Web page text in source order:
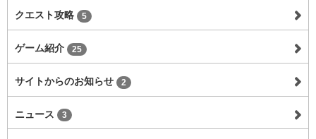
クエスト攻略 5
ゲーム紹介 25
サイトからのお知らせ 2
ニュース 3